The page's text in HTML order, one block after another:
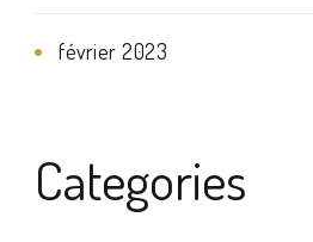
février 2023
Categories